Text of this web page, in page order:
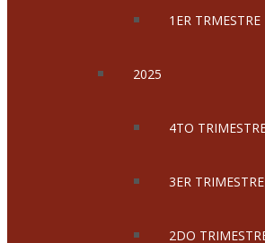
1ER TRMESTRE
2025
4TO
3ER TRIMESTRE
2DO